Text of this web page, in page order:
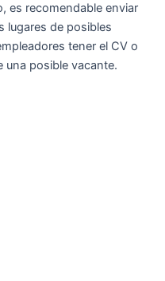
es recomendable enviar
lugares de posibles
tener el CV o
una posible vacante.